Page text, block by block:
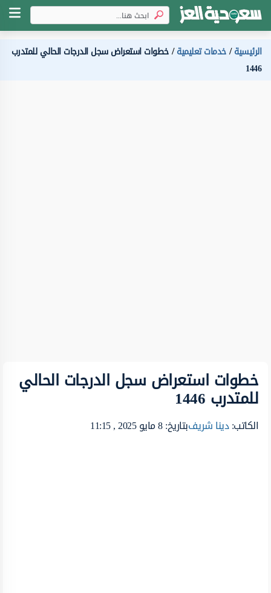
الرئيسية خدمات تعليمية خطوات استعراض سجل الدرجات الحالي للمتدرب
1446
خطوات استعراض سجل الدرجات الحالي
للمتدرب 1446
الكاتب:دينا شريفبتاريخ: 8 مايو 2025 , 11:15